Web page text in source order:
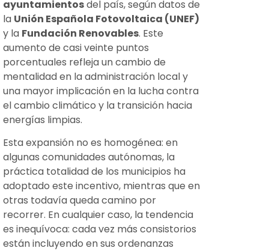
ayuntamientosdel país, según datos de
la Unión Española Fotovoltaica (UNEF)
y la Fundación Renovables. Este
aumento de casi veinte puntos
porcentuales refleja un cambio de
mentalidad en la administración local y
una mayor implicación en la lucha contra
el cambio climático y la transición hacia
energías limpias.
Esta expansión no es homogénea: en
algunas comunidades autónomas, la
práctica totalidad de los municipios ha
adoptado este incentivo, mientras que en
otras todavía queda camino por
recorrer. En cualquier caso, la tendencia
es inequívoca: cada vez más consistorios
están incluyendo en sus ordenanzas